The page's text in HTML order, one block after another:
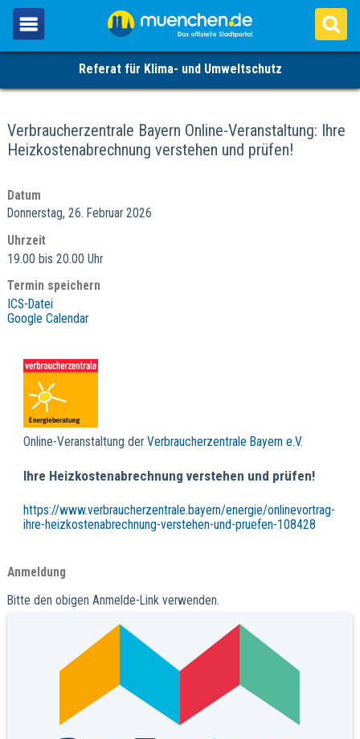
Referat für Klima- und Umweltschutz
Verbraucherzentrale Bayern Online-Veranstaltung: Ihre
Heizkostenabrechnung verstehen und prüfen!
Datum
Donnerstag, 26. Februar 2026
Uhrzeit
19.00 bis 20.00 Uhr
Termin speichern
ICS-Datei
Google Calendar
Online-Veranstaltung derVerbraucherzentrale Bayern e.V.
Ihre Heizkostenabrechnung verstehen und prüfen!
https://www.verbraucherzentrale.bayern/energie/onlinevortrag-
ihre-heizkostenabrechnung-verstehen-und-pruefen-108428
Anmeldung
Bitte den obigen Anmelde-Link verwenden.